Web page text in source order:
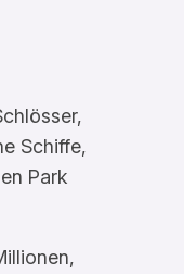
Schiffe,
Park